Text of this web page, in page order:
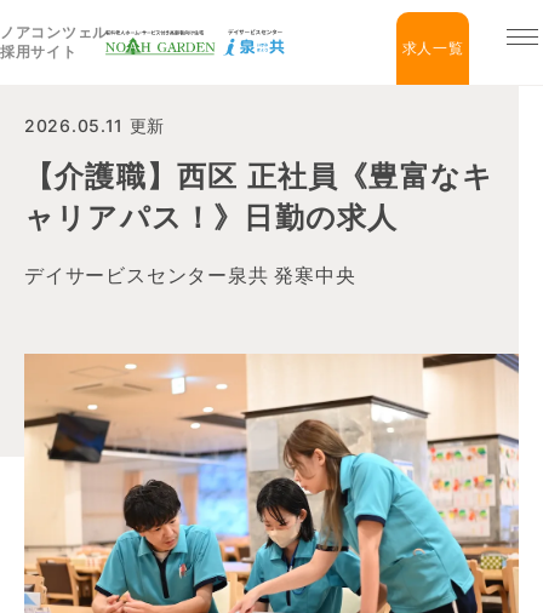
ノアコンツェル
採用サイト
福祉住宅NOAH GARDEN
求人一覧
2026.05.11 更新
【介護職】西区 正社員《豊富なキ
ャリアパス！》日勤の求人
デイサービスセンター泉共 発寒中央